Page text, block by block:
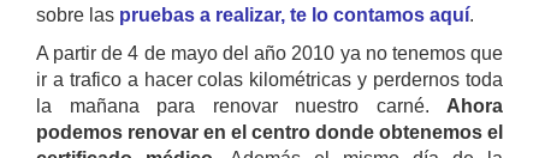
sobre las pruebas a realizar, te lo contamos aquí.
A partir de 4 de mayo del año 2010 ya no tenemos que
ir a trafico a hacer colas kilométricas y perdernos toda
la mañana para renovar nuestro carné. Ahora
podemos renovar en el centro donde obtenemos el